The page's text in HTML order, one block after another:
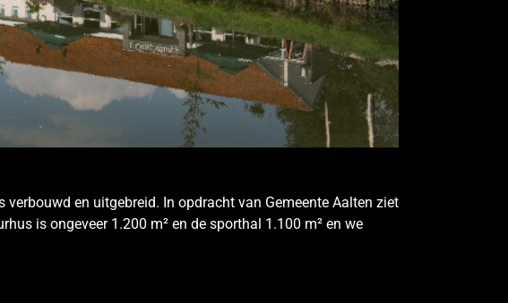
en uitgebreid. In opdracht van Gemeente Aalten ziet
is ongeveer 1.200 m² en de sporthal 1.100 m² en we